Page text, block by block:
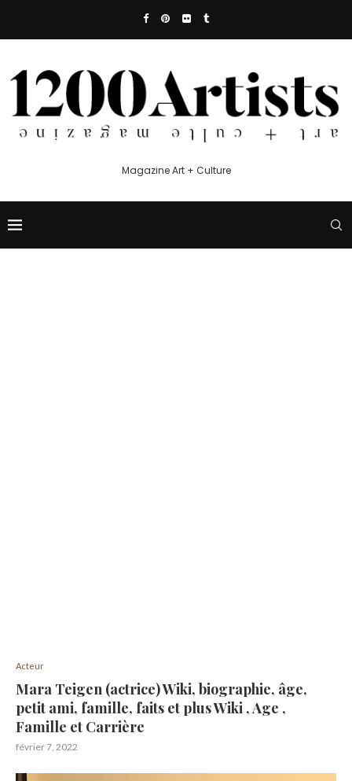
Magazine Art + Culture
Acteur
Mara Teigen (actrice) Wiki, biographie, âge,
petit ami, famille, faits et plus Wiki , Age ,
Famille et Carrière
février 7, 2022